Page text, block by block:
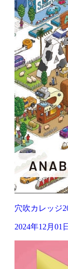
穴吹カレッジ
2024年12月01